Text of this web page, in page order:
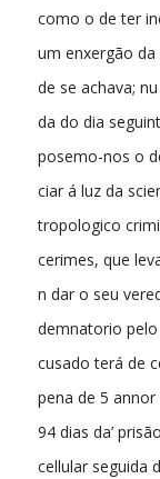
como o de ter
um enxergão
de se achava;
da do dia
posemo-nos o
ciar á luz da
tropologico
cerimes, que
n dar o seu
demnatorio
cusado terá de
pena de 5 annor
94 dias da’
cellular seguida